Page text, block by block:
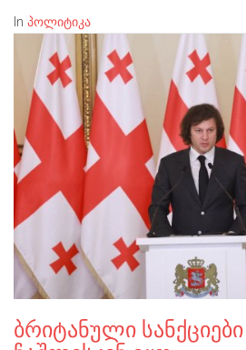
In პოლიტიკა
ბრიტანული